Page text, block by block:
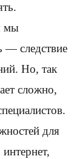
мы
— следствие
Но, так
сложно,
для